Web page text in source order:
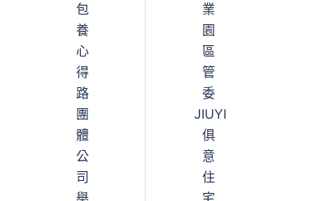
包
養
心
得
路
團
體
公
司
舉
業
園
區
管
委
JIUYI
俱
意
住
宅